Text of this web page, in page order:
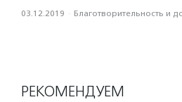
03.12.2019 · Благотвори­тель­ность и
РЕКОМЕНДУЕМ